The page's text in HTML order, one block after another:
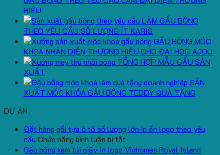
HIỆU
LÀM GẤU BÔNG
THEO YÊU CẦU SỐ LƯỢNG ÍT KARIS
GẤU BÔNG MÓC
KHOÁ NHẬN DIỆN THƯƠNG HIỆU CHO ĐẠI HỌC AJOU
TỔNG HỢP MẪU GẤU SẢN
XUẤT
SẢN
XUẤT MÓC KHÓA GẤU BÔNG TEDDY QUÀ TẶNG
DỰ ÁN
Đặt hàng gối tựa ô tô số lượng lớn in ấn logo theo yêu
cầu Chức năng bình luận bị tắt
Đặt
Gấu bông kèm túi giấy in logo Vinhomes Royal Island